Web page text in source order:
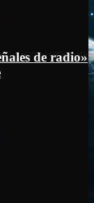
de radio»